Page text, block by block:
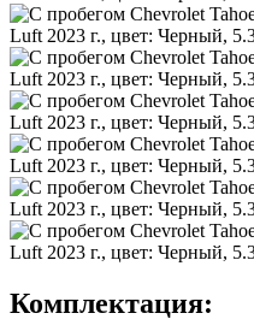
Комплектация: